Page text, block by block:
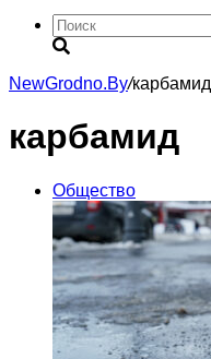
NewGrodno.By/карбамид
карбамид
Общество